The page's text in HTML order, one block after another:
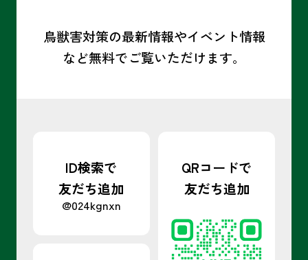
鳥獣害対策の最新情報やイベント情報
など無料でご覧いただけます。
ID検索で
友だち追加
@024kgnxn
QRコードで
友だち追加